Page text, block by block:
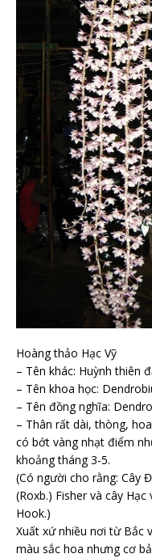
Hoàng thảo Hạc Vỹ
– Tên khác: Huỳnh thiên
– Tên khoa học:
– Tên đồng nghĩa:
– Thân rất dài, thòng,
có bớt vàng nhạt điểm
khoảng tháng 3-5.
(Có người cho rằng: Cây
(Roxb.) Fisher và cây
Hook.)
Xuất xứ nhiều nơi từ Bắc
màu sắc hoa nhưng cơ